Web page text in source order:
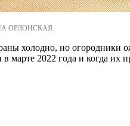
ОРЛОНСКАЯ.
холодно, но огородники
марте 2022 года и когда их